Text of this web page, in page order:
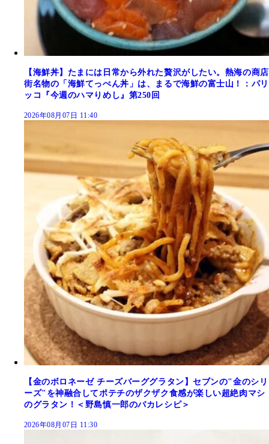
【海鮮丼】たまには日常から外れた贅沢がしたい。熱海の商店
街名物の「海鮮てっぺん丼」は、まるで海鮮の富士山！：パリ
ッコ『今週のハマりめし』第250回
2026年08月07日 11:40
【金のボロネーゼ チーズバーググラタン】セブンの"金のシリ
ーズ"を神融合してポテチのザクザク食感が楽しい超絶肉マシ
のグラタン！＜野島慎一郎のバカレシピ＞
2026年08月07日 11:30